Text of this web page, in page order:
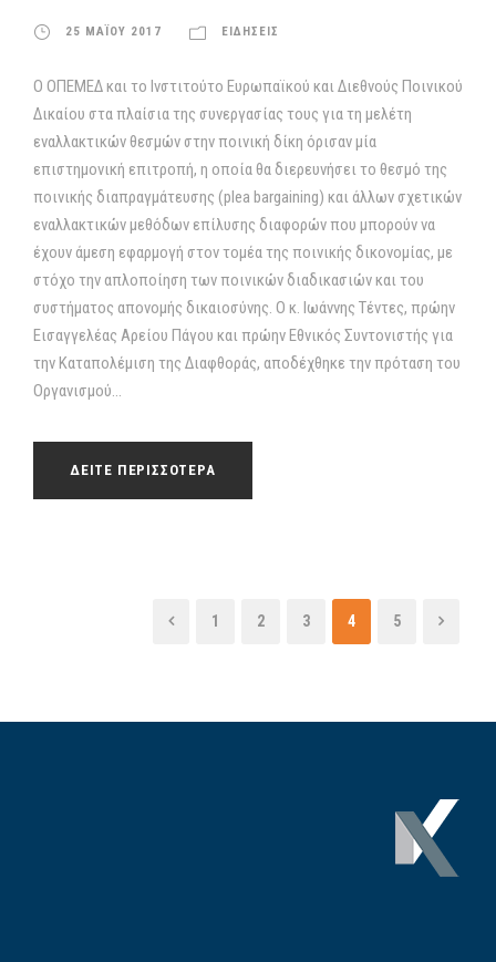
25 ΜΑΪΟΥ 2017 ΕΙΔΗΣΕΙΣ
Ο ΟΠΕΜΕΔ και το Ινστιτούτο Ευρωπαϊκού και Διεθνούς Ποινικού
Δικαίου στα πλαίσια της συνεργασίας τους για τη μελέτη
εναλλακτικών θεσμών στην ποινική δίκη όρισαν μία
επιστημονική επιτροπή, η οποία θα διερευνήσει το θεσμό της
ποινικής διαπραγμάτευσης (plea bargaining) και άλλων σχετικών
εναλλακτικών μεθόδων επίλυσης διαφορών που μπορούν να
έχουν άμεση εφαρμογή στον τομέα της ποινικής δικονομίας, με
στόχο την απλοποίηση των ποινικών διαδικασιών και του
συστήματος απονομής δικαιοσύνης. Ο κ. Ιωάννης Τέντες, πρώην
Εισαγγελέας Αρείου Πάγου και πρώην Εθνικός Συντονιστής για
την Καταπολέμιση της Διαφθοράς, αποδέχθηκε την πρόταση του
Οργανισμού...
ΔΕΙΤΕ ΠΕΡΙΣΣΟΤΕΡΑ
1 2 3 4 5